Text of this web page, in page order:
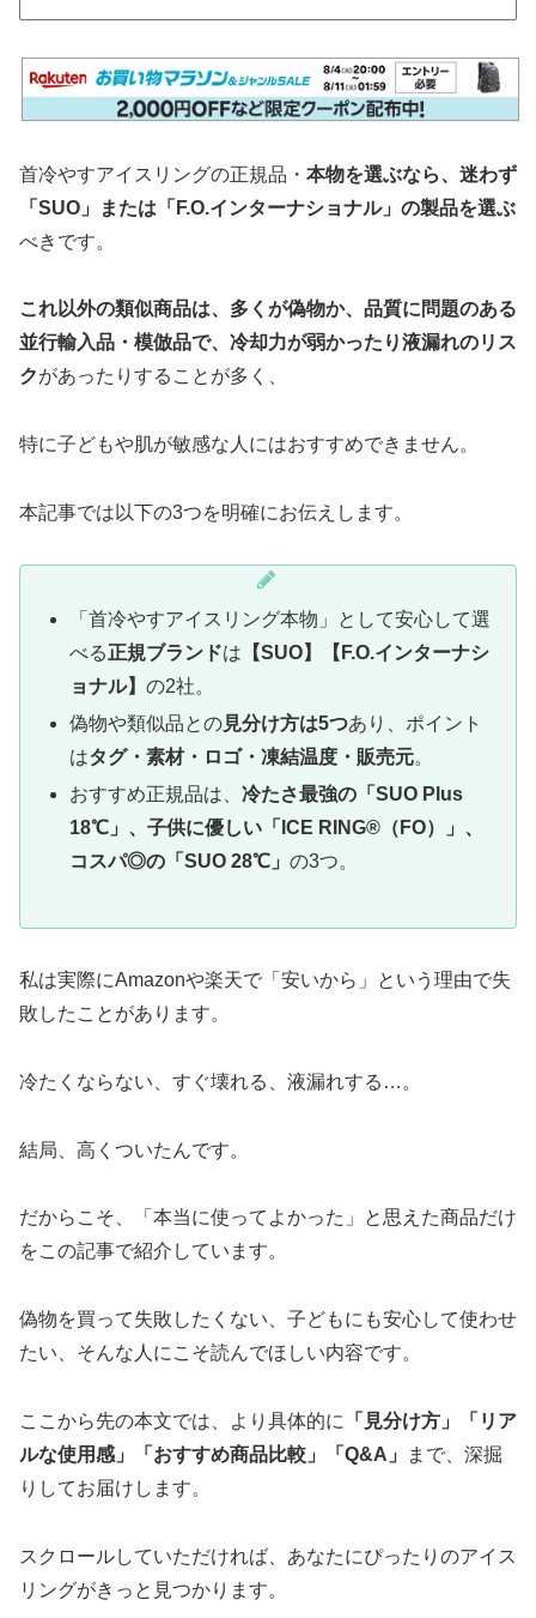
首冷やすアイスリングの正規品・ 本物を選ぶなら、迷わず
「SUO」または「F.O.インターナショナル」の製品を選ぶ
べきです。
これ以外の類似商品は、多くが偽物か、品質に問題のある
並行輸入品・模倣品で、冷却力が弱かったり液漏れのリス
クがあったりすることが多く、
特に子どもや肌が敏感な人にはおすすめできません。
本記事では以下の3つを明確にお伝えします。
「首冷やすアイスリング本物」として安心して選
べる正規ブランドは 【SUO】【F.O.インターナシ
ョナル】の2社。
偽物や類似品との見分け方は5つあり、ポイント
はタグ・素材・ロゴ・凍結温度・販売元。
おすすめ正規品は、冷たさ最強の「SUO Plus
18℃」、子供に優しい「ICE RING®（FO）」、
コスパ◎の「SUO 28℃」の3つ。
私は実際にAmazonや楽天で「安いから」という理由で失
敗したことがあります。
冷たくならない、すぐ壊れる、液漏れする…。
結局、高くついたんです。
だからこそ、「本当に使ってよかった」と思えた商品だけ
をこの記事で紹介しています。
偽物を買って失敗したくない、子どもにも安心して使わせ
たい、そんな人にこそ読んでほしい内容です。
ここから先の本文では、より具体的に
「見分け方」「リア
ルな使用感」「おすすめ商品比較」「Q&A」
まで、深掘
りしてお届けします。
スクロールしていただければ、あなたにぴったりのアイス
リングがきっと見つかります。